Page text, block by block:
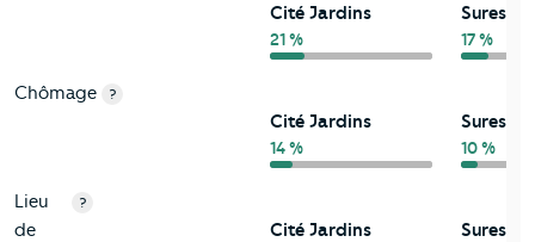
Cité Jardins
21 %
Suresnes
17 %
Chômage ?
Cité Jardins
14 %
Suresnes
10 %
Lieu
de
?
Cité Jardins Suresnes